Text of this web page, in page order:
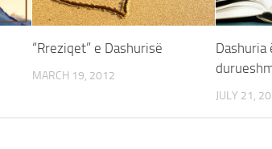
“Rreziqet” e Dashurisë
MARCH 19, 2012
Dashuria
JULY 21,